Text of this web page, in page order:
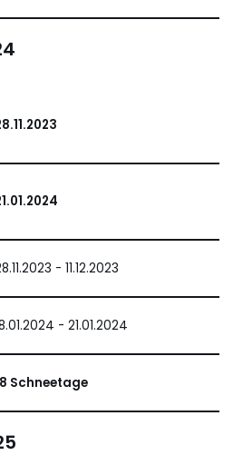
- 11.12.2023
- 21.01.2024
Schneetage